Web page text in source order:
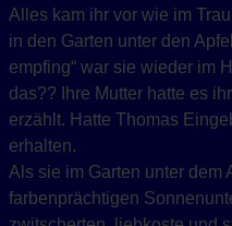
Alles kam ihr vor wie im
in den Garten unter den
empfing“ war sie wieder im
das?? Ihre Mutter hatte es
erzählt. Hatte Thomas
erhalten.
Als sie im Garten unter dem
farbenprächtigen